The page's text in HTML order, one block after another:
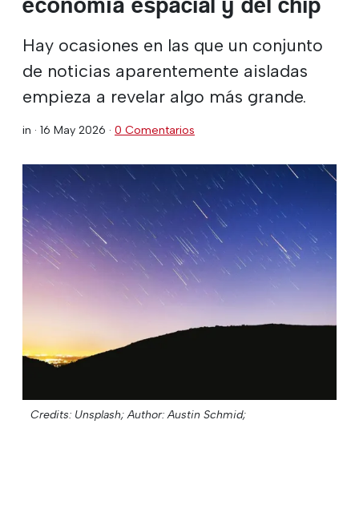
Hay ocasiones en las que un conjunto
de noticias aparentemente aisladas
empieza a revelar algo más grande.
in · 16 May 2026 · 0 Comentarios
Credits: Unsplash; Author: Austin Schmid;